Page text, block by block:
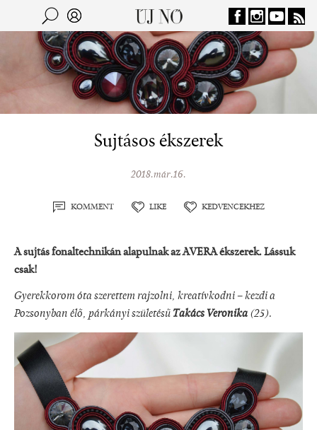
Jump to navigation
Kereső
Sujtásos ékszerek
2018.már.16.
KOMMENT LIKE KEDVENCEKHEZ
A sujtás fonaltechnikán alapulnak az AVERA ékszerek. Lássuk
csak!
Gyerekkorom óta szerettem rajzolni, kreatívkodni – kezdi a
Pozsonyban élő, párkányi születésű Takács Veronika (25).